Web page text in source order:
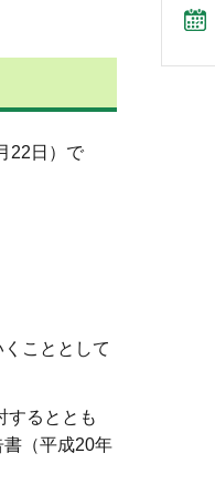
22日）で
こととして
するととも
（平成20年